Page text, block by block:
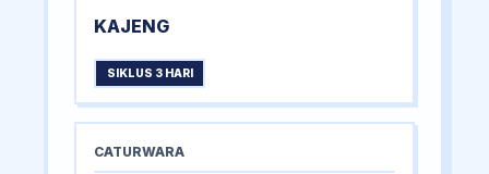
KAJENG
SIKLUS 3 HARI
CATURWARA